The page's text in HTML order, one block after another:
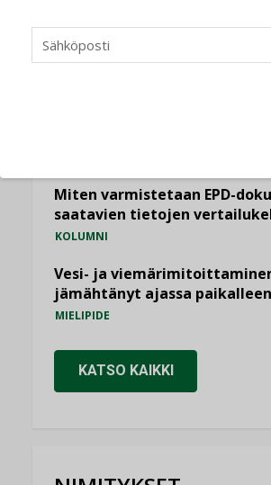
Sähköistäminen säästää
Miten varmistetaan EPD-
saatavien tietojen
KOLUMNI
Vesi- ja
jämähtänyt ajassa paikalleen
MIELIPIDE
KATSO KAIKKI